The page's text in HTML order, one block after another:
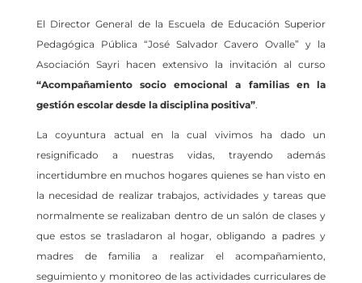
El Director General de la Escuela de Educación Superior
Pedagógica Pública “José Salvador Cavero Ovalle” y la
Asociación Sayri hacen extensivo la invitación al curso
“Acompañamiento socio emocional a familias en la
gestión escolar desde la disciplina positiva”.
La coyuntura actual en la cual vivimos ha dado un
resignificado a nuestras vidas, trayendo además
incertidumbre en muchos hogares quienes se han visto en
la necesidad de realizar trabajos, actividades y tareas que
normalmente se realizaban dentro de un salón de clases y
que estos se trasladaron al hogar, obligando a padres y
madres de familia a realizar el acompañamiento,
seguimiento y monitoreo de las actividades curriculares de